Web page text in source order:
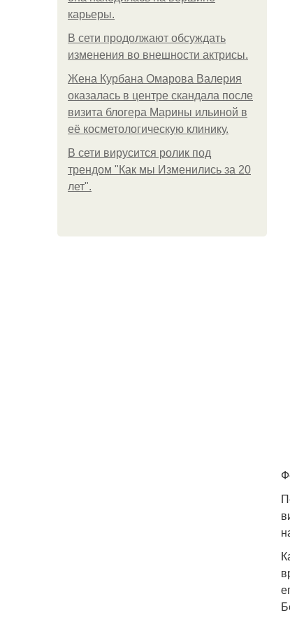
карьеры.
В сети продолжают обсуждать
изменения во внешности актрисы.
Жена Курбана Омарова Валерия
оказалась в центре скандала после
визита блогера Марины ильиной в
её косметологическую клинику.
В сети вирусится ролик под
трендом "Как мы Изменились за 20
лет".